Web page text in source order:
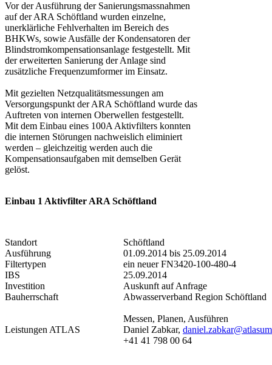
Vor der Ausführung der Sanierungsmassnahmen
auf der ARA Schöftland wurden einzelne,
unerklärliche Fehlverhalten im Bereich des
BHKWs, sowie Ausfälle der Kondensatoren der
Blindstromkompensationsanlage festgestellt. Mit
der erweiterten Sanierung der Anlage sind
zusätzliche Frequenzumformer im Einsatz.
Mit gezielten Netzqualitätsmessungen am
Versorgungspunkt der ARA Schöftland wurde das
Auftreten von internen Oberwellen festgestellt.
Mit dem Einbau eines 100A Aktivfilters konnten
die internen Störungen nachweislich eliminiert
werden – gleichzeitig werden auch die
Kompensationsaufgaben mit demselben Gerät
gelöst.
Einbau 1 Aktivfilter ARA Schöftland
Standort
Schöftland
Ausführung
01.09.2014 bis 25.09.2014
Filtertypen
ein neuer FN3420-100-480-4
IBS
25.09.2014
Investition
Auskunft auf Anfrage
Bauherrschaft
Abwasserverband Region Schöftland
Leistungen ATLAS
Messen, Planen, Ausführen
Daniel Zabkar,
+41 41 798 00 64